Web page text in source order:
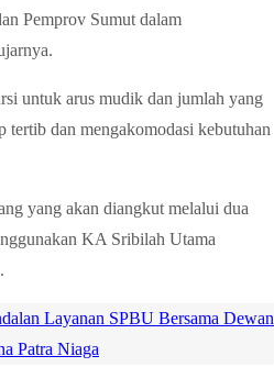
Pemprov Sumut dalam
untuk arus mudik dan jumlah yang
tertib dan mengakomodasi kebutuhan
yang akan diangkut melalui dua
KA Sribilah Utama
Layanan SPBU Bersama Dewan
Patra Niaga